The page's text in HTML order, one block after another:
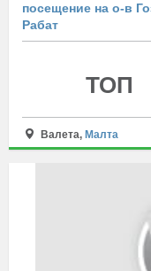
посещение на о-в
Рабат
ТОП
Валета, Малта